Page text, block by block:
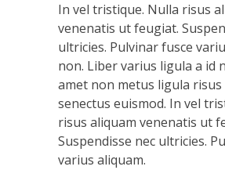
In vel tristique. Nulla risus
venenatis ut feugiat.
ultricies. Pulvinar fusce
non. Liber varius ligula a id
amet non metus ligula risus
senectus euismod. In vel
risus aliquam venenatis ut
Suspendisse nec ultricies.
varius aliquam.